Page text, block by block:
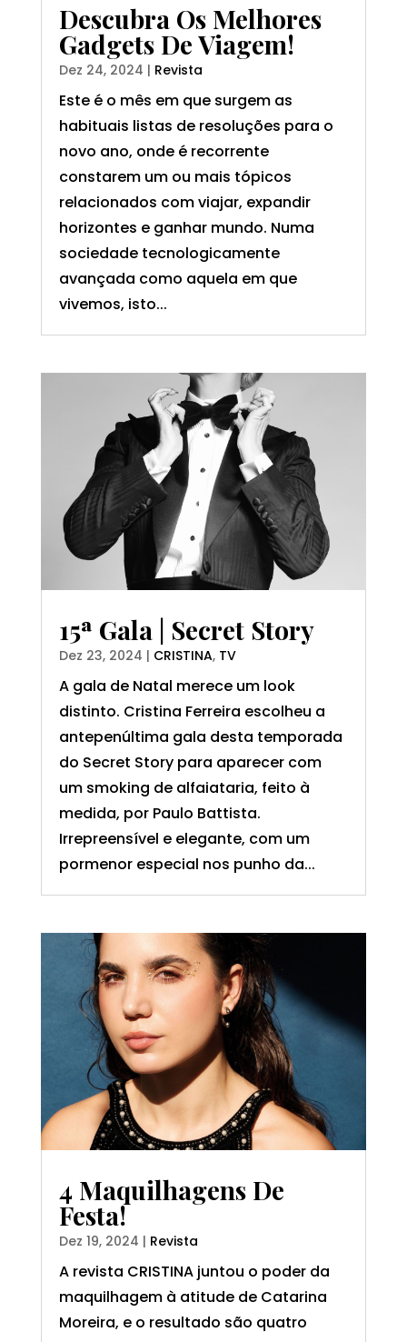
Descubra Os Melhores
Gadgets De Viagem!
Dez 24, 2024 | Revista
Este é o mês em que surgem as
habituais listas de resoluções para o
novo ano, onde é recorrente
constarem um ou mais tópicos
relacionados com viajar, expandir
horizontes e ganhar mundo. Numa
sociedade tecnologicamente
avançada como aquela em que
vivemos, isto...
15ª Gala | Secret Story
Dez 23, 2024 | CRISTINA, TV
A gala de Natal merece um look
distinto. Cristina Ferreira escolheu a
antepenúltima gala desta temporada
do Secret Story para aparecer com
um smoking de alfaiataria, feito à
medida, por Paulo Battista.
Irrepreensível e elegante, com um
pormenor especial nos punho da...
4 Maquilhagens De
Festa!
Dez 19, 2024 | Revista
A revista CRISTINA juntou o poder da
maquilhagem à atitude de Catarina
Moreira, e o resultado são quatro